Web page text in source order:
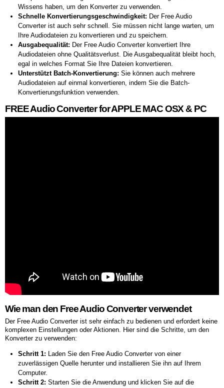
Wissens haben, um den Konverter zu verwenden.
Schnelle Konvertierungsgeschwindigkeit: Der Free Audio
Converter ist auch sehr schnell. Sie müssen nicht lange warten, um
Ihre Audiodateien zu konvertieren und zu speichern.
Ausgabequalität: Der Free Audio Converter konvertiert Ihre
Audiodateien ohne Qualitätsverlust. Die Ausgabequalität bleibt hoch,
egal in welches Format Sie Ihre Dateien konvertieren.
Unterstützt Batch-Konvertierung: Sie können auch mehrere
Audiodateien auf einmal konvertieren, indem Sie die Batch-
Konvertierungsfunktion verwenden.
FREE Audio Converter for APPLE MAC OSX & PC
Wie man den Free Audio Converter verwendet
Der Free Audio Converter ist sehr einfach zu bedienen und erfordert keine
komplexen Einstellungen oder Aktionen. Hier sind die Schritte, um den
Konverter zu verwenden:
Schritt 1: Laden Sie den Free Audio Converter von einer
zuverlässigen Quelle herunter und installieren Sie ihn auf Ihrem
Computer.
Schritt 2: Starten Sie die Anwendung und klicken Sie auf die